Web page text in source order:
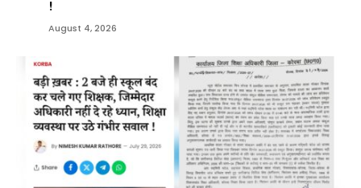
!
August 4, 2026